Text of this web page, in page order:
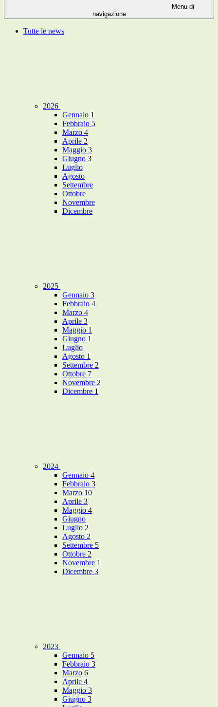
Menu di
navigazione
Tutte le news
2026
Gennaio 1
Febbraio 5
Marzo 4
Aprile 2
Maggio 3
Giugno 3
Luglio
Agosto
Settembre
Ottobre
Novembre
Dicembre
2025
Gennaio 3
Febbraio 4
Marzo 4
Aprile 3
Maggio 1
Giugno 1
Luglio
Agosto 1
Settembre 2
Ottobre 7
Novembre 2
Dicembre 1
2024
Gennaio 4
Febbraio 3
Marzo 10
Aprile 3
Maggio 4
Giugno
Luglio 2
Agosto 2
Settembre 5
Ottobre 2
Novembre 1
Dicembre 3
2023
Gennaio 5
Febbraio 3
Marzo 6
Aprile 4
Maggio 3
Giugno 3